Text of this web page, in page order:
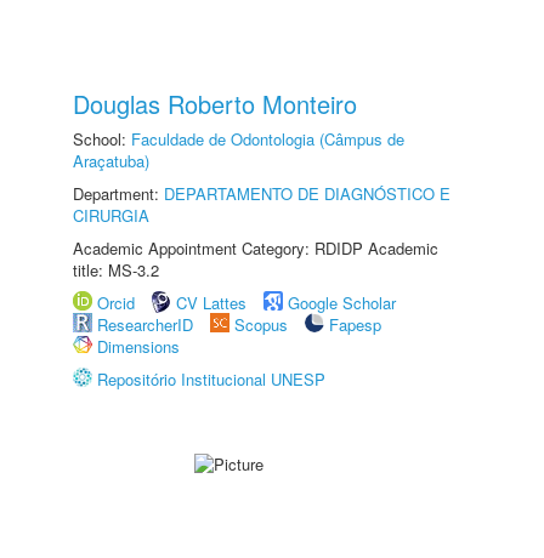
Douglas Roberto Monteiro
School: Faculdade de Odontologia (Câmpus de
Araçatuba)
Department: DEPARTAMENTO DE DIAGNÓSTICO E
CIRURGIA
Academic Appointment Category: RDIDP Academic
title: MS-3.2
Orcid
CV Lattes
Google Scholar
ResearcherID
Scopus
Fapesp
Dimensions
Repositório Institucional UNESP